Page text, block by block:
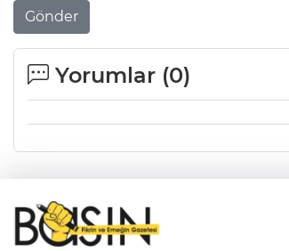
Gönder
Yorumlar (0)